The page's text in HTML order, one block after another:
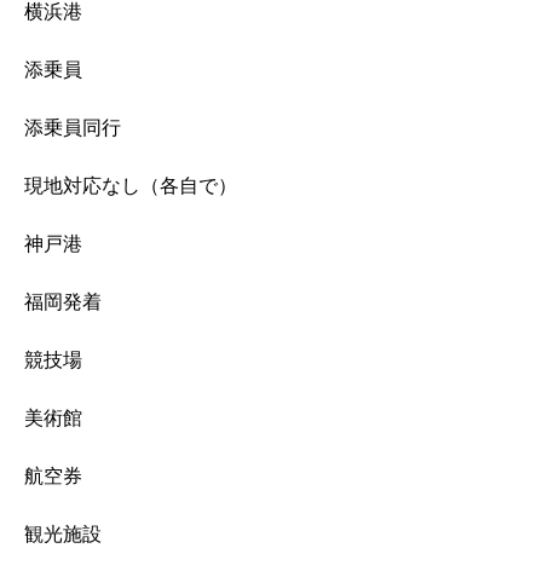
横浜港
添乗員
添乗員同行
現地対応なし（各自で）
神戸港
福岡発着
競技場
美術館
航空券
観光施設